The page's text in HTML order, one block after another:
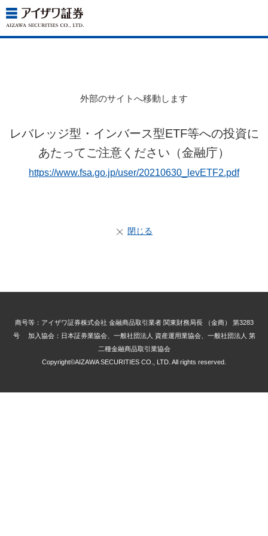
外部のサイトへ移動します
レバレッジ型・インバース型ETF等への投資に
あたってご注意ください（金融庁）
https://www.fsa.go.jp/user/20210630_levETF2.pdf
閉じる
商号等：アイザワ証券株式会社 金融商品取引業者 関東財務局長 （金商） 第3283
号 加入協会：日本証券業協会、一般社団法人 資産運用業協会、一般社団法人 第
二種金融商品取引業協会
Copyright©AIZAWA SECURITIES CO., LTD. All rights reserved.